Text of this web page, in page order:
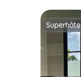
Superhôte
Superhôte